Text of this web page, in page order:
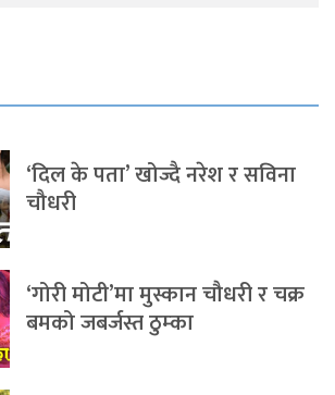
‘दिल के पता’ खोज्दै नरेश र सविना
चौधरी
‘गोरी मोटी’मा मुस्कान चौधरी र चक्र
बमको जबर्जस्त ठुम्का